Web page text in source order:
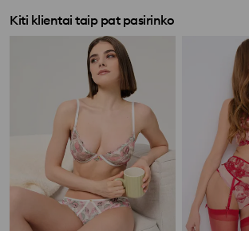
Kiti klientai taip pat pasirinko